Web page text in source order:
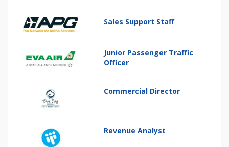
Sales Support Staff
Junior Passenger Traffic
Officer
Commercial Director
Revenue Analyst